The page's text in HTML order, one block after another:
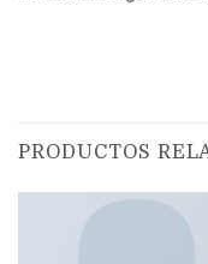
PRODUCTOS